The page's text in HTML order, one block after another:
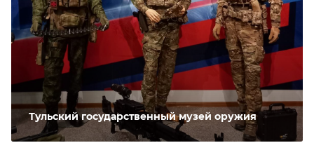
Тульский государственный музей оружия